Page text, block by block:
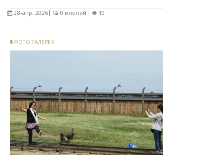
28-апр, 2026 0 мнений 10
ФОТО ГАЛЕРЕЯ